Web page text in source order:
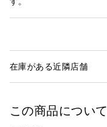
在庫がある近隣店舗
この商品について